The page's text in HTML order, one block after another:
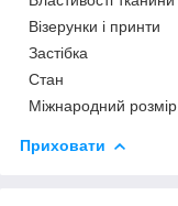
Візерунки і принти
Застібка
Стан
Міжнародний розмір
Приховати